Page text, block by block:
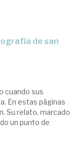
cuando sus
En estas páginas
Su relato, marcado
un punto de